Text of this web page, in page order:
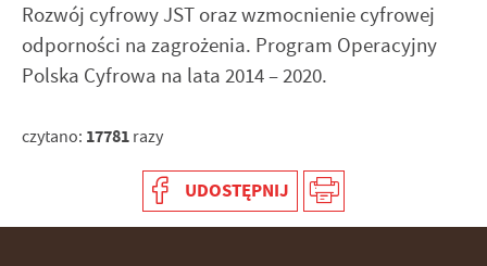
Rozwój cyfrowy JST oraz wzmocnienie cyfrowej
odporności na zagrożenia. Program Operacyjny
Polska Cyfrowa na lata 2014 – 2020.
czytano: 17781 razy
UDOSTĘPNIJ